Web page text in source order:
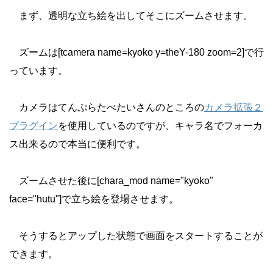
まず、透明な立ち絵を出してそこにズームさせます。
ズームは[tcamera name=kyoko y=theY-180 zoom=2]で行
っています。
カメラはてんぷらたべたいさんのところのカメラ拡張２
プラグインを使用しているのですが、キャラ名でフォーカ
ス出来るので本当に便利です。
ズームさせた後に[chara_mod name="kyoko"
face="hutu"]で立ち絵を登場させます。
そうするとアップした状態で画面をスタートすることが
できます。